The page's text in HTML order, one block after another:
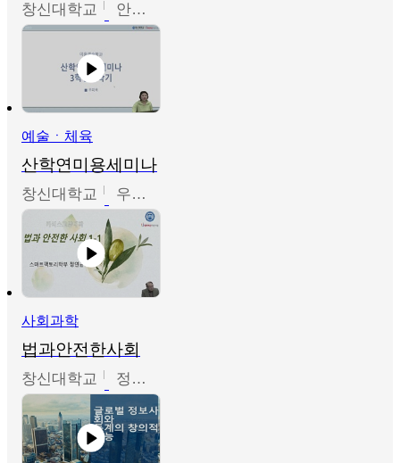
창신대학교 안소영
예술ㆍ체육
산학연미용세미나
창신대학교 우미옥,오윤경,박선이
사회과학
법과안전한사회
창신대학교 정연균